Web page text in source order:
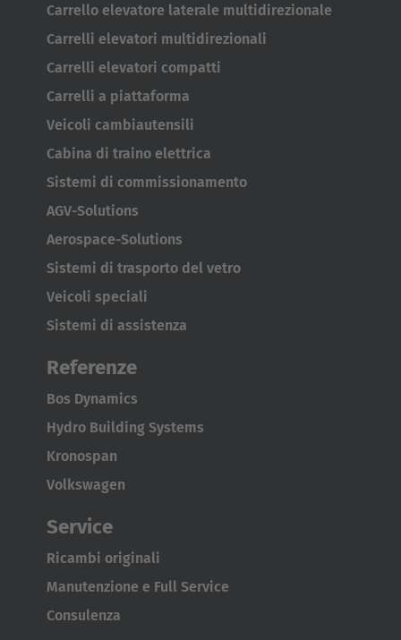
AMERICA
Brasil
Português
United States
English
ASIA/PACIFIC
Australia
English
Japanese
Türkiye
Türkçe
Carrello elevatore laterale multidirezionale
Carrelli elevatori multidirezionali
Carrelli elevatori compatti
Carrelli a piattaforma
Veicoli cambiautensili
Cabina di traino elettrica
Sistemi di commissionamento
AGV-Solutions
Aerospace-Solutions
Sistemi di trasporto del vetro
Veicoli speciali
Sistemi di assistenza
Referenze
Bos Dynamics
Hydro Building Systems
Kronospan
Volkswagen
Service
Ricambi originali
Manutenzione e Full Service
Consulenza